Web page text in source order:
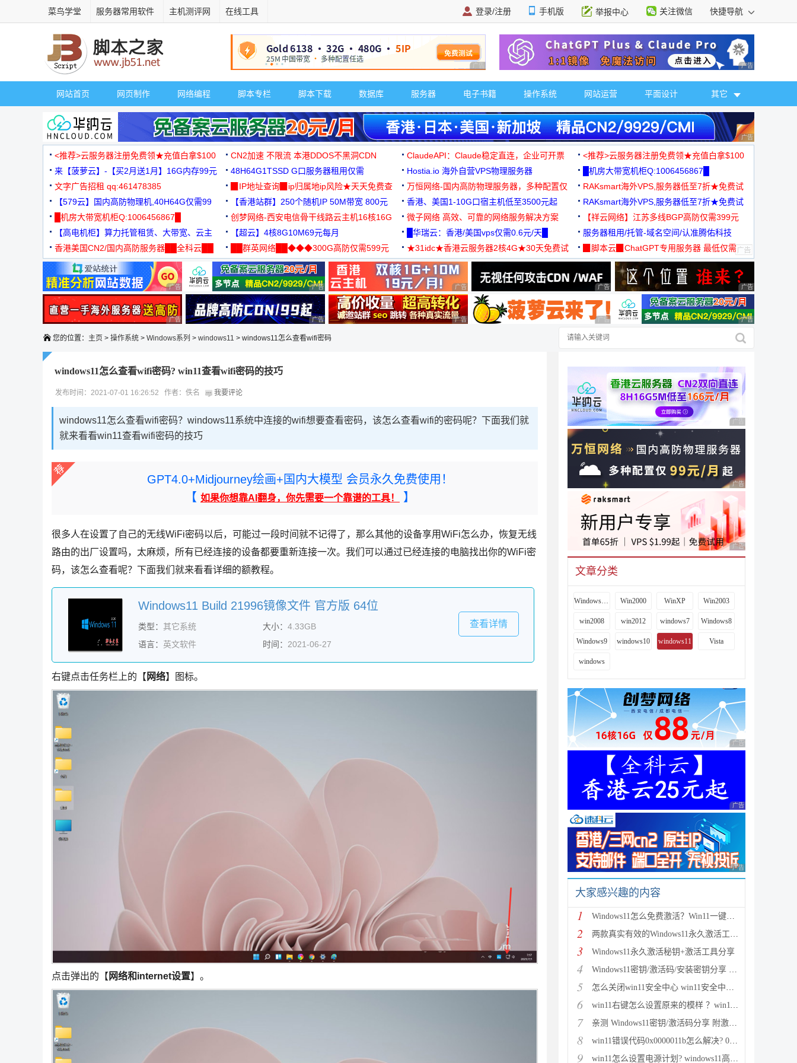
菜鸟学堂 服务器常用软件 主机测评网 在线工具 登录/注册 手机版 举报中心 关注微信 快捷导航
广告 商业广告，理性选择 广告 商业广告，理
网站首页 网页制作 网络编程 脚本专栏 脚本下载 数据库 服务器 电子书籍 操作系统 网站运营 平面设计 其它
广告 商业广告，理
<推荐>云服务器注册免费领★充值白拿$100 CN2加速 不限流 本港DDOS不黑洞CDN ClaudeAPI：Claude稳定直连，企业可开票
<推荐>云服务器注册免费领★充值白拿$100
来【菠萝云】-【买2月送1月】16G内存99元
48H64G1TSSD G口服务器租用仅需
3000+可免费测试
Hostia.io 海外自营VPS物理服务器
█机房大带宽机柜Q:1006456867█
文字广告招租 qq:461478385
▉IP地址查询▉ip归属地ip风险★天天免费查
万恒网络-国内高防物理服务器，多种配置仅
99元/月起
RAKsmart海外VPS,服务器低至7折★免费试
用★
【579云】国内高防物理机,40H64G仅需99
元
【香港站群】250个随机IP 50M带宽 800元 香港、美国1-10G口宿主机低至3500元起
RAKsmart海外VPS,服务器低至7折★免费试
用★
█机房大带宽机柜Q:1006456867█
创梦网络-西安电信骨干线路云主机16核16G
88元/月
微子网络 高效、可靠的网络服务解决方案
【祥云网络】江苏多线BGP高防仅需399元
【高电机柜】算力托管租赁、大带宽、云主
机
【超云】4核8G10M69元每月 █华瑞云：香港/美国vps仅需0.6元/天█
服务器租用/托管-域名空间/认准腾佑科技
香港美国CN2/国内高防服务器██全科云██
██群英网络██◆◆◆300G高防仅需599元
◆◆◆
★31idc★香港云服务器2核4G★30天免费试
用◆
▉脚本云▉ChatGPT专用服务器 最低仅需
19元/月
广告 商业广告，理性选择 广告 商业广告，理性选择 广告 商业广告，理性选择 广告 商业广告，理性选择 广告 商业广告，理
广告 商业广告，理性选择 广告 商业广告，理性选择 广告 商业广告，理性选择 广告 商业广告，理性选择 广告 商业广告，理
您的位置： 主页 > 操作系统 > Windows系列 > windows11 > windows11怎么查看wifi密码
windows11怎么查看wifi密码? win11查看wifi密码的技巧
发布时间：2021-07-01 16:26:52 作者：佚名 我要评论
windows11怎么查看wifi密码？windows11系统中连接的wifi想要查看密码，该怎么查看wifi的密码呢？下面我们就
就来看看win11查看wifi密码的技巧
GPT4.0+Midjourney绘画+国内大模型 会员永久免费使用！
【 如果你想靠AI翻身，你先需要一个靠谱的工具！ 】
很多人在设置了自己的无线WiFi密码以后，可能过一段时间就不记得了，那么其他的设备享用WiFi怎么办，恢复无线
路由的出厂设置吗，太麻烦，所有已经连接的设备都要重新连接一次。我们可以通过已经连接的电脑找出你的WiFi密
码，该怎么查看呢？下面我们就来看看详细的额教程。
Windows11 Build 21996镜像文件 官方版 64位
类型： 其它系统 大小： 4.33GB
语言： 英文软件 时间： 2021-06-27
查看详情
右键点击任务栏上的【 网络】图标。
点击弹出的【 网络和internet设置】。
广告 商业广告，理性
广告 商业广告，理性
广告 商业广告，理性
文章分类
Windows 9x Win2000 WinXP Win2003
win2008 win2012 windows7 Windows8
Windows9 windows10 windows11 Vista
windows
广告 商业广告，理性
广告 商业广告，理性
广告 商业广告，理性
大家感兴趣的内容
1 Windows11怎么免费激活？Win11一键激活方法汇总(附安
2 两款真实有效的Windows11永久激活工具 附激活码
3 Windows11永久激活秘钥+激活工具分享
4 Windows11密钥/激活码/安装密钥分享 附激活工具+教程
5 怎么关闭win11安全中心 win11安全中心关闭步骤
6 win11右键怎么设置原来的模样 ？win11右键菜单改回传
7 亲测 Windows11密钥/激活码分享 附激活工具
8 win11错误代码0x0000011b怎么解决? 0x0000011b问题的
9 win11怎么设置电源计划? windows11高性能模式的设置方